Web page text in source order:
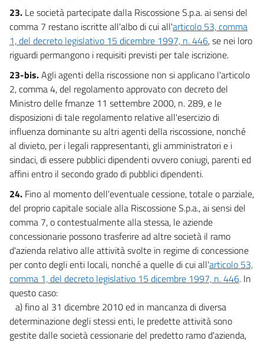
23. Le società partecipate dalla Riscossione S.p.a. ai sensi del
comma 7 restano iscritte all'albo di cui all'articolo 53, comma
1, del decreto legislativo 15 dicembre 1997, n. 446, se nei loro
riguardi permangono i requisiti previsti per tale iscrizione.
23-bis.Agli agenti della riscossione non si applicano l'articolo
2, comma 4, del regolamento approvato con decreto del
Ministro delle fmanze 11 settembre 2000, n. 289, e le
disposizioni di tale regolamento relative all'esercizio di
influenza dominante su altri agenti della riscossione, nonché
al divieto, per i legali rappresentanti, gli amministratori e i
sindaci, di essere pubblici dipendenti ovvero coniugi, parenti ed
affini entro il secondo grado di pubblici dipendenti.
24. Fino al momento dell'eventuale cessione, totale o parziale,
del proprio capitale sociale alla Riscossione S.p.a., ai sensi del
comma 7, o contestualmente alla stessa, le aziende
concessionarie possono trasferire ad altre società il ramo
d'azienda relativo alle attività svolte in regime di concessione
per conto degli enti locali, nonché a quelle di cui all'articolo 53,
comma 1, del decreto legislativo 15 dicembre 1997, n. 446. In
questo caso:
a) fino al 31 dicembre 2010 ed in mancanza di diversa
determinazione degli stessi enti, le predette attività sono
gestite dalle società cessionarie del predetto ramo d'azienda,